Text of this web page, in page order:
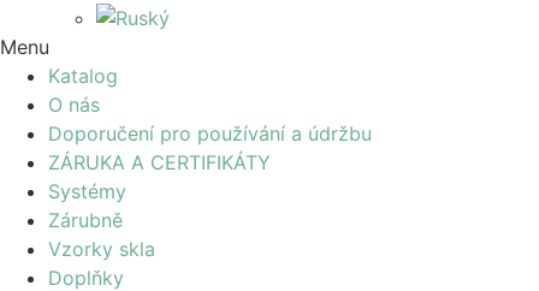
Menu
Katalog
O nás
Doporučení pro používání a údržbu
ZÁRUKA A CERTIFIKÁTY
Systémy
Zárubně
Vzorky skla
Doplňky